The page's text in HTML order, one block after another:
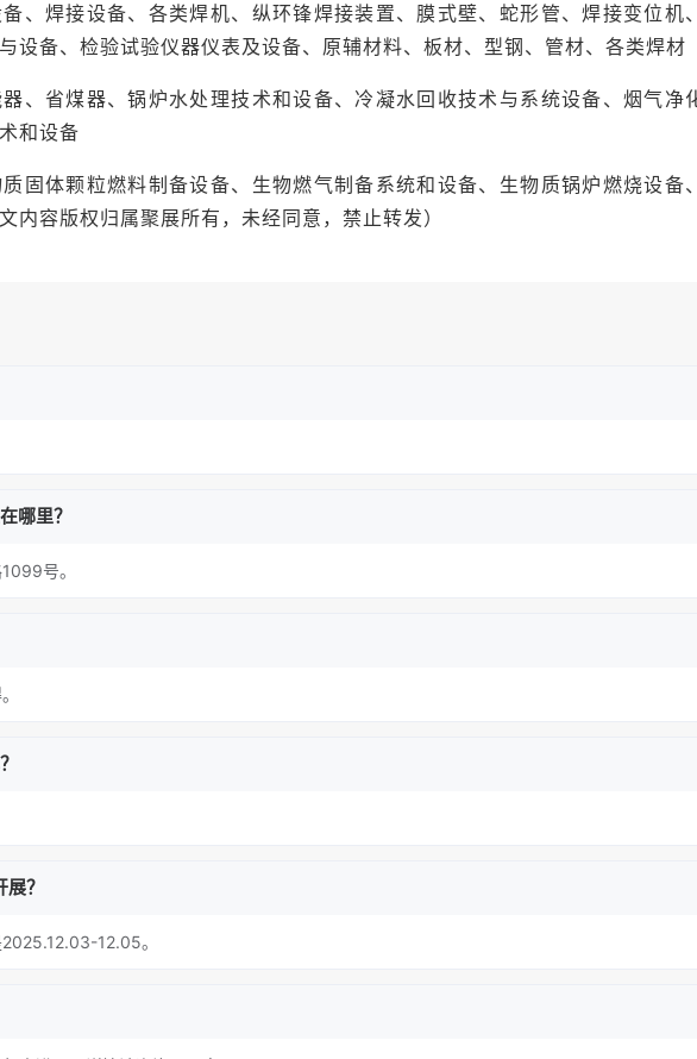
、焊接设备、各类焊机、纵环锋焊接装置、膜式壁、蛇形管、焊接变位机、
设备、检验试验仪器仪表及设备、原辅材料、板材、型钢、管材、各类焊材
、省煤器、锅炉水处理技术和设备、冷凝水回收技术与系统设备、烟气净
和设备
质固体颗粒燃料制备设备、生物燃气制备系统和设备、生物质锅炉燃烧设备、
文内容版权归属聚展所有，未经同意，禁止转发）
哪里？
号。
？
12.05。